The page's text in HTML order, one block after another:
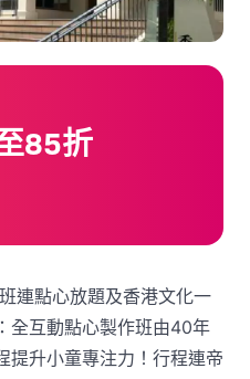
85折
連點心放題及香港文化一
全互動點心製作班由40年
提升小童專注力！行程連帝